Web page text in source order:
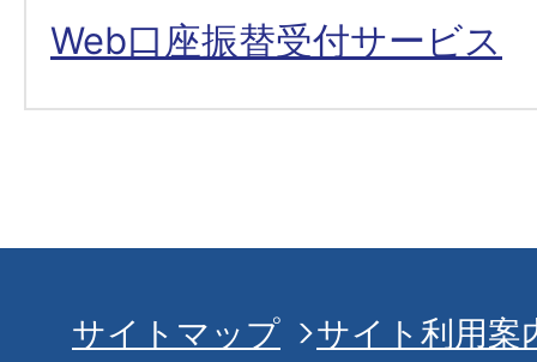
Web口座振替受付サービス
サイトマップ
サイト利用案